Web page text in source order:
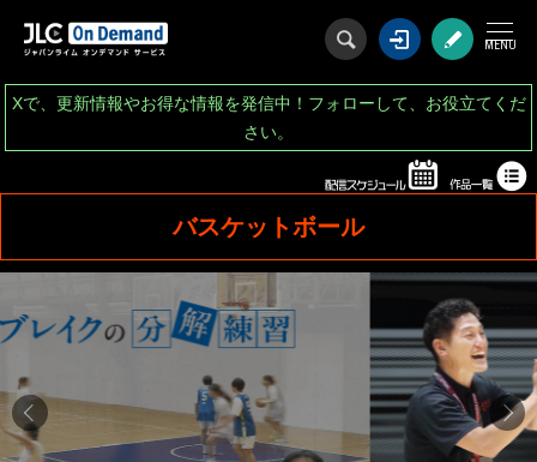
ログイン会
Xで、更新情報やお得な情報を発信中！フォローして、お役立てくだ
さい。
バスケットボール